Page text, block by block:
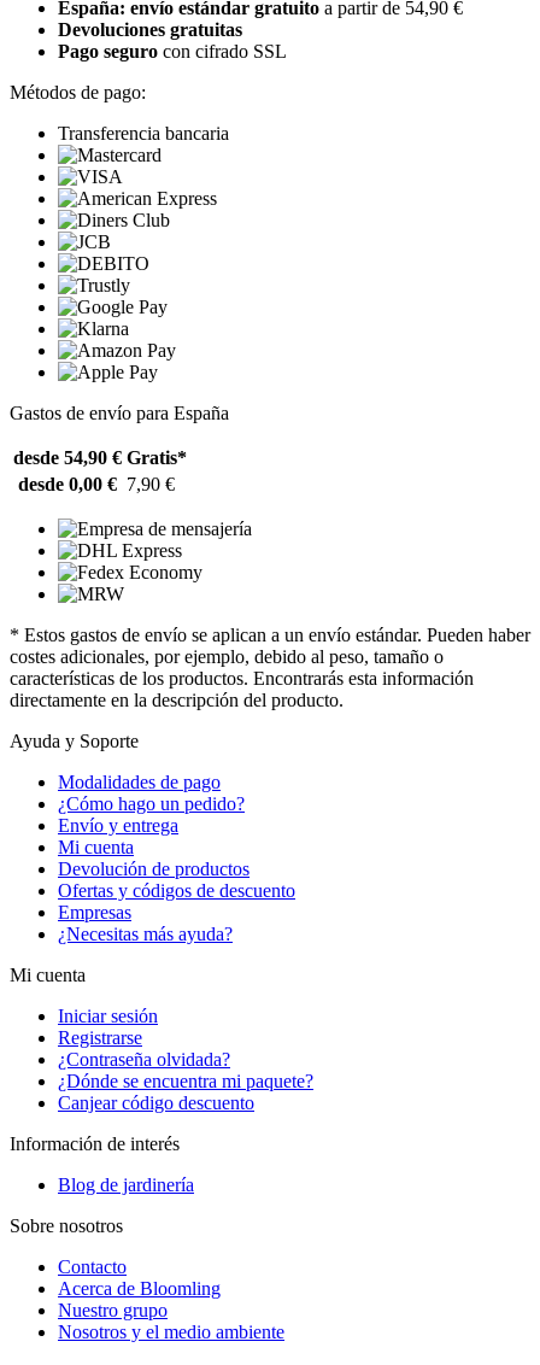
España: envío estándar gratuito a partir de 54,90 €
Devoluciones gratuitas
Pago seguro con cifrado SSL
Métodos de pago:
Transferencia bancaria
Gastos de envío para España
desde 54,90 € Gratis*
desde 0,00 € 7,90 €
* Estos gastos de envío se aplican a un envío estándar. Pueden haber
costes adicionales, por ejemplo, debido al peso, tamaño o
características de los productos. Encontrarás esta información
directamente en la descripción del producto.
Ayuda y Soporte
Modalidades de pago
¿Cómo hago un pedido?
Envío y entrega
Mi cuenta
Devolución de productos
Ofertas y códigos de descuento
Empresas
¿Necesitas más ayuda?
Mi cuenta
Iniciar sesión
Registrarse
¿Contraseña olvidada?
¿Dónde se encuentra mi paquete?
Canjear código descuento
Información de interés
Blog de jardinería
Sobre nosotros
Contacto
Acerca de Bloomling
Nuestro grupo
Nosotros y el medio ambiente